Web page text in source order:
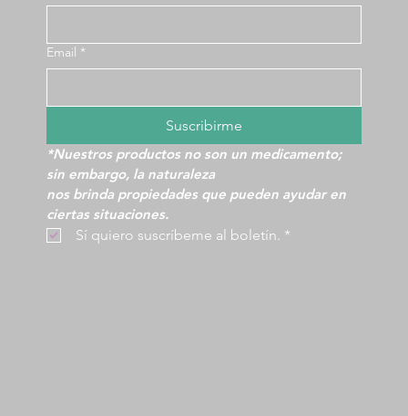
Email *
Suscribirme
*Nuestros productos no son un medicamento;
sin embargo, la naturaleza
nos brinda propiedades que pueden ayudar en
ciertas situaciones.
Sí quiero suscríbeme al boletín. *